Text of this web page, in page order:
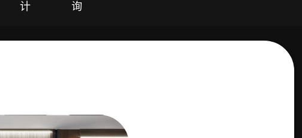
计
询